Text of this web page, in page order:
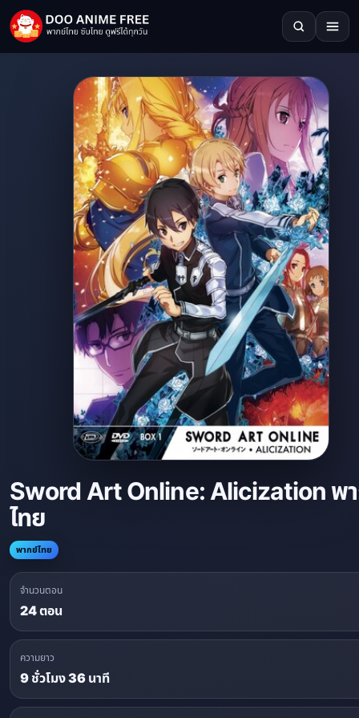
Sword Art Online: Alicization พ
ไทย
พากย์ไทย
จำนวนตอน
24 ตอน
ความยาว
9 ชั่วโมง 36 นาที